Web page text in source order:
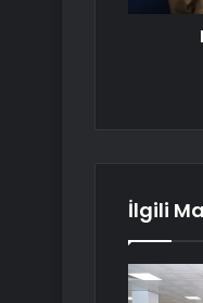
İlgili